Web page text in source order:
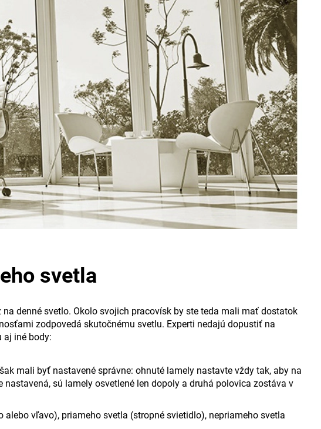
svetla
denné svetlo. Okolo svojich pracovísk by ste teda mali mať dostatok
zodpovedá skutočnému svetlu. Experti nedajú dopustiť na
aj iné body:
mali byť nastavené správne: ohnuté lamely nastavte vždy tak, aby na
sú lamely osvetlené len dopoly a druhá polovica zostáva v
vľavo), priameho svetla (stropné svietidlo), nepriameho svetla